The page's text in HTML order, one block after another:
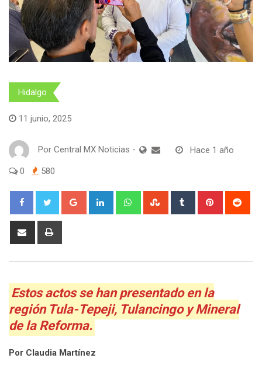
Hidalgo
11 junio, 2025
Por Central MX Noticias - Hace 1 año
0 580
Google+ LinkedIn WhatsappStumbleUpon
Tumblr Pinterest
Share
Estos actos se han presentado en la
región Tula-Tepeji, Tulancingo y Mineral
de la Reforma.
Por Claudia Martínez